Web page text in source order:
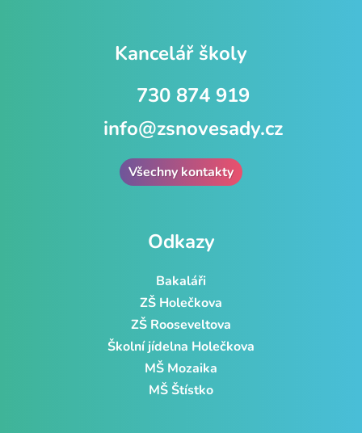
Kancelář školy
730 874 919
info@zsnovesady.cz
Všechny kontakty
Odkazy
Bakaláři
ZŠ Holečkova
ZŠ Rooseveltova
Školní jídelna Holečkova
MŠ Mozaika
MŠ Štístko